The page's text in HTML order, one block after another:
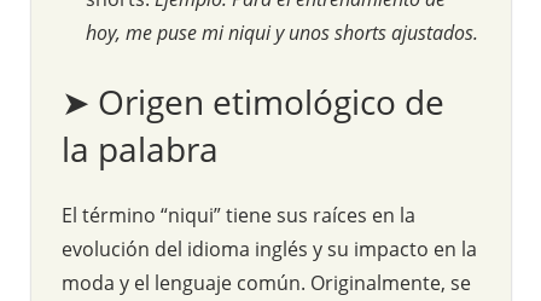
hoy, me puse mi niqui y unos shorts ajustados.
➤ Origen etimológico de
la palabra
El término “niqui” tiene sus raíces en la
evolución del idioma inglés y su impacto en la
moda y el lenguaje común. Originalmente, se